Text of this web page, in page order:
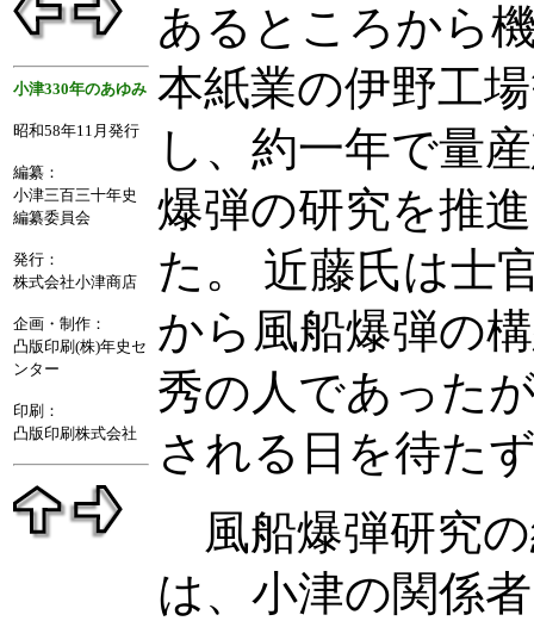
小津330年のあゆみ
昭和58年11月発行
編纂：
小津三百三十年史
編纂委員会
発行：
株式会社小津商店
企画・制作：
凸版印刷(株)年史セ
ンター
印刷：
凸版印刷株式会社
あるところから
本紙業の伊野工
し、約一年で量
爆弾の研究を推
た。 近藤氏は士
から風船爆弾の
秀の人であった
される日を待た
風船爆弾研究
は、小津の関係